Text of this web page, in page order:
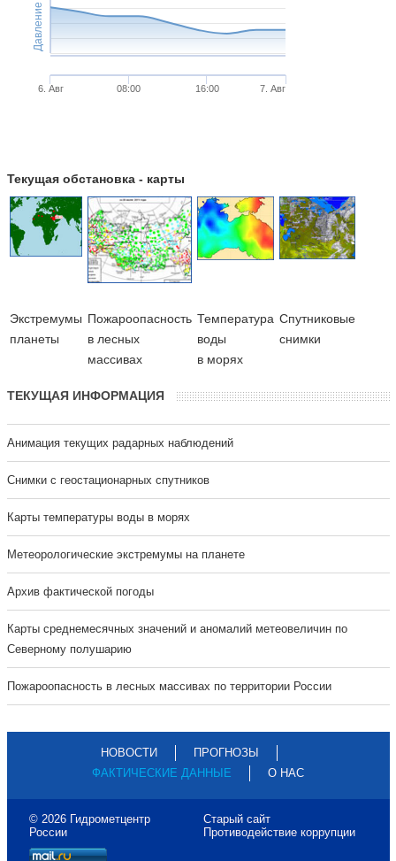
Давление
6. Авг 08:00 16:00 7. Авг
Текущая обстановка - карты
Экстремумы
планеты
Пожароопасность
в лесных
массивах
Температура
воды
в морях
Cпутниковые
снимки
ТЕКУЩАЯ ИНФОРМАЦИЯ
Анимация текущих радарных наблюдений
Cнимки с геостационарных спутников
Карты температуры воды в морях
Метеорологические экстремумы на планете
Архив фактической погоды
Карты среднемесячных значений и аномалий метеовеличин по
Северному полушарию
Пожароопасность в лесных массивах по территории России
НОВОСТИ
ПРОГНОЗЫ
ФАКТИЧЕСКИЕ ДАННЫЕ
О НАС
© 2026 Гидрометцентр
России
Старый сайт
Противодействие коррупции